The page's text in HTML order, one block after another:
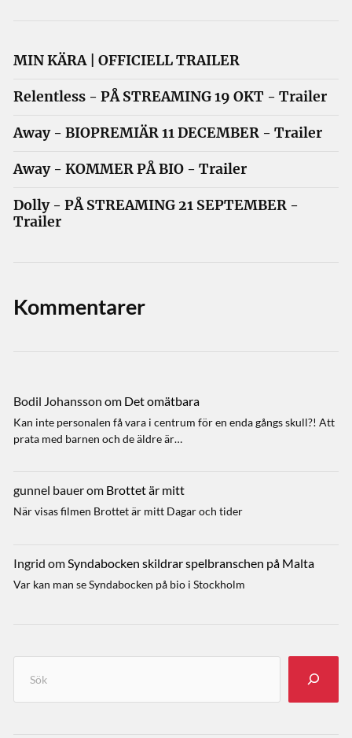
MIN KÄRA | OFFICIELL TRAILER
Relentless - PÅ STREAMING 19 OKT - Trailer
Away - BIOPREMIÄR 11 DECEMBER - Trailer
Away - KOMMER PÅ BIO - Trailer
Dolly - PÅ STREAMING 21 SEPTEMBER -
Trailer
Kommentarer
Bodil Johansson om Det omätbara
Kan inte personalen få vara i centrum för en enda gångs skull?! Att
prata med barnen och de äldre är…
gunnel bauerom Brottet är mitt
När visas filmen Brottet är mitt Dagar och tider
Ingrid omSyndabocken skildrar spelbranschen på Malta
Var kan man se Syndabocken på bio i Stockholm